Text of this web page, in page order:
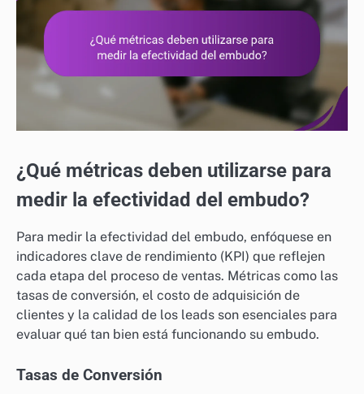
¿Qué métricas deben utilizarse para
medir la efectividad del embudo?
Para medir la efectividad del embudo, enfóquese en
indicadores clave de rendimiento (KPI) que reflejen
cada etapa del proceso de ventas. Métricas como las
tasas de conversión, el costo de adquisición de
clientes y la calidad de los leads son esenciales para
evaluar qué tan bien está funcionando su embudo.
Tasas de Conversión